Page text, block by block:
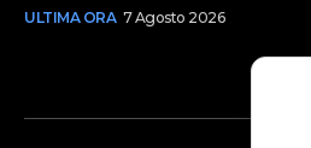
ULTIMA ORA 7 Agosto 2026